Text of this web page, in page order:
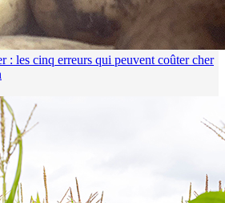
: les cinq erreurs qui peuvent coûter cher